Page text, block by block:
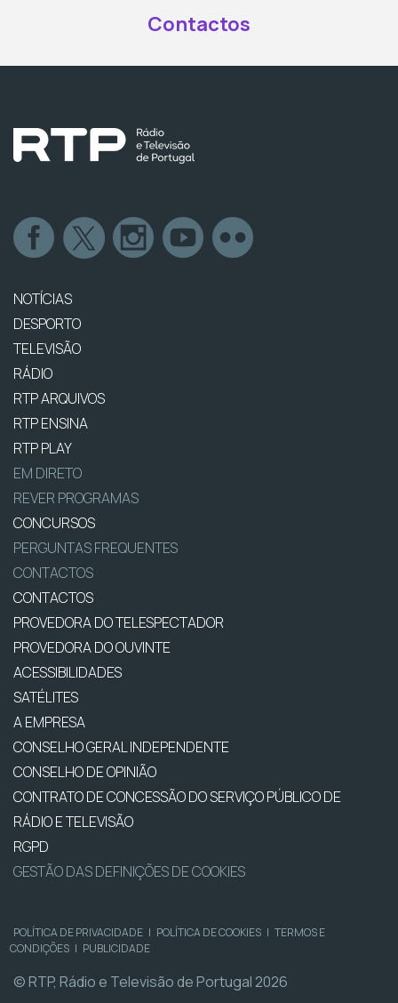
Contactos
NOTÍCIAS
DESPORTO
TELEVISÃO
RÁDIO
RTP ARQUIVOS
RTP ENSINA
RTP PLAY
EM DIRETO
REVER PROGRAMAS
CONCURSOS
PERGUNTAS FREQUENTES
CONTACTOS
CONTACTOS
PROVEDORA DO TELESPECTADOR
PROVEDORA DO OUVINTE
ACESSIBILIDADES
SATÉLITES
A EMPRESA
CONSELHO GERAL INDEPENDENTE
CONSELHO DE OPINIÃO
CONTRATO DE CONCESSÃO DO SERVIÇO PÚBLICO DE
RÁDIO E TELEVISÃO
RGPD
GESTÃO DAS DEFINIÇÕES DE COOKIES
POLÍTICA DE PRIVACIDADE | POLÍTICA DE COOKIES | TERMOS E
CONDIÇÕES | PUBLICIDADE
© RTP, Rádio e Televisão de Portugal 2026